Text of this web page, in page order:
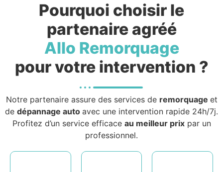
Pourquoi choisir le
partenaire agréé
Allo Remorquage
pour votre intervention ?
Notre partenaire assure des services de remorquage et
de dépannage auto avec une intervention rapide 24h/7j.
Profitez d’un service efficace au meilleur prixpar un
professionnel.